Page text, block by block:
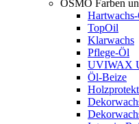
OSMO Farben
TopOil
Klarwachs
Pflege-Öl
UVIWAX
Öl-Beize